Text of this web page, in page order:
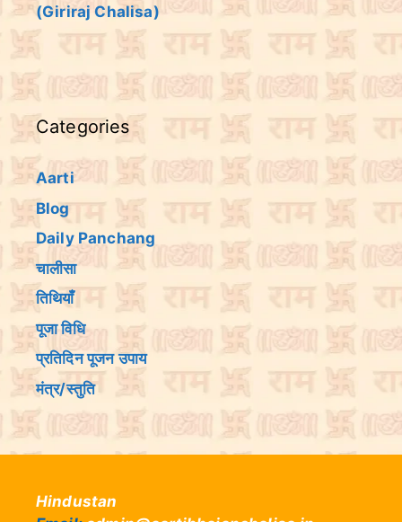
(Giriraj Chalisa)
Categories
Aarti
Blog
Daily Panchang
चालीसा
तिथियांँ
पूजा विधि
प्रतिदिन पूजन उपाय
मंत्र/स्तुति
Hindustan